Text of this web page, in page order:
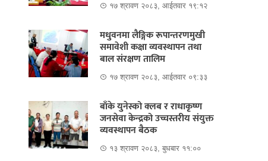
१७ श्रावण २०८३, आईतवार १९:१२
मधुवनमा लैङ्गिक रूपान्तरणमुखी
समावेशी कक्षा व्यवस्थापन तथा
बाल संरक्षण तालिम
१७ श्रावण २०८३, आईतवार ०९:३३
बाँके युनेस्को क्लब र राधाकृष्ण
जनसेवा केन्द्रको उच्चस्तरीय संयुक्त
व्यवस्थापन बैठक
१३ श्रावण २०८३, बुधबार ११:००